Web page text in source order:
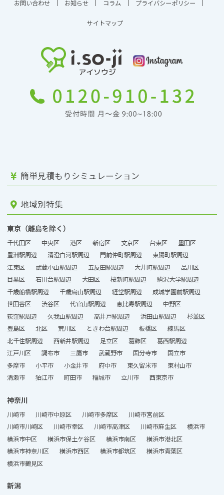
お問い合わせ お知らせ コラム プライバシーポリシー
サイトマップ
簡単見積もりシミュレーション
地域別特集
東京（離島を除く）
千代田区 中央区 港区 新宿区 文京区 台東区
墨田区
豊洲駅周辺
清澄白河駅周辺 門前仲町駅周辺
東陽町駅周辺
江東区
武蔵小山駅周辺 五反田駅周辺 大井町駅周辺
品川区
目黒区
石川台駅周辺 大田区 桜新町駅周辺
駒沢大学駅周辺
千歳船橋駅周辺
千歳烏山駅周辺 経堂駅周辺
成城学園前駅周辺
世田谷区
渋谷区 代官山駅周辺 恵比寿駅周辺
中野区
荻窪駅周辺
久我山駅周辺 高井戸駅周辺 浜田山駅周辺
杉並区
豊島区
北区 荒川区 ときわ台駅周辺 板橋区
練馬区
北千住駅周辺
西新井駅周辺 足立区 葛飾区
葛西駅周辺
江戸川区
調布市 三鷹市 武蔵野市 国分寺市
国立市
多摩市
小平市 小金井市 府中市 東久留米市
東村山市
清瀬市
狛江市 町田市 稲城市 立川市 西東京市
神奈川
川崎市 川崎市中原区 川崎市多摩区
川崎市宮前区
川崎市川崎区
川崎市幸区 川崎市高津区 川崎市麻生区
横浜市
横浜市中区
横浜市保土ケ谷区 横浜市南区
横浜市港北区
横浜市神奈川区
横浜市西区 横浜市都筑区
横浜市青葉区
横浜市鶴見区
新潟